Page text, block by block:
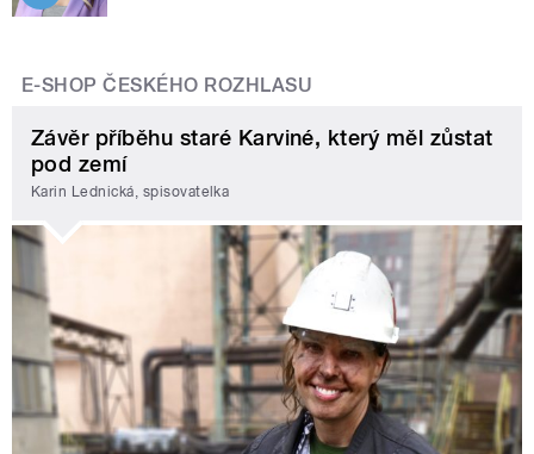
E-SHOP ČESKÉHO ROZHLASU
Závěr příběhu staré Karviné, který měl zůstat
pod zemí
Karin Lednická, spisovatelka